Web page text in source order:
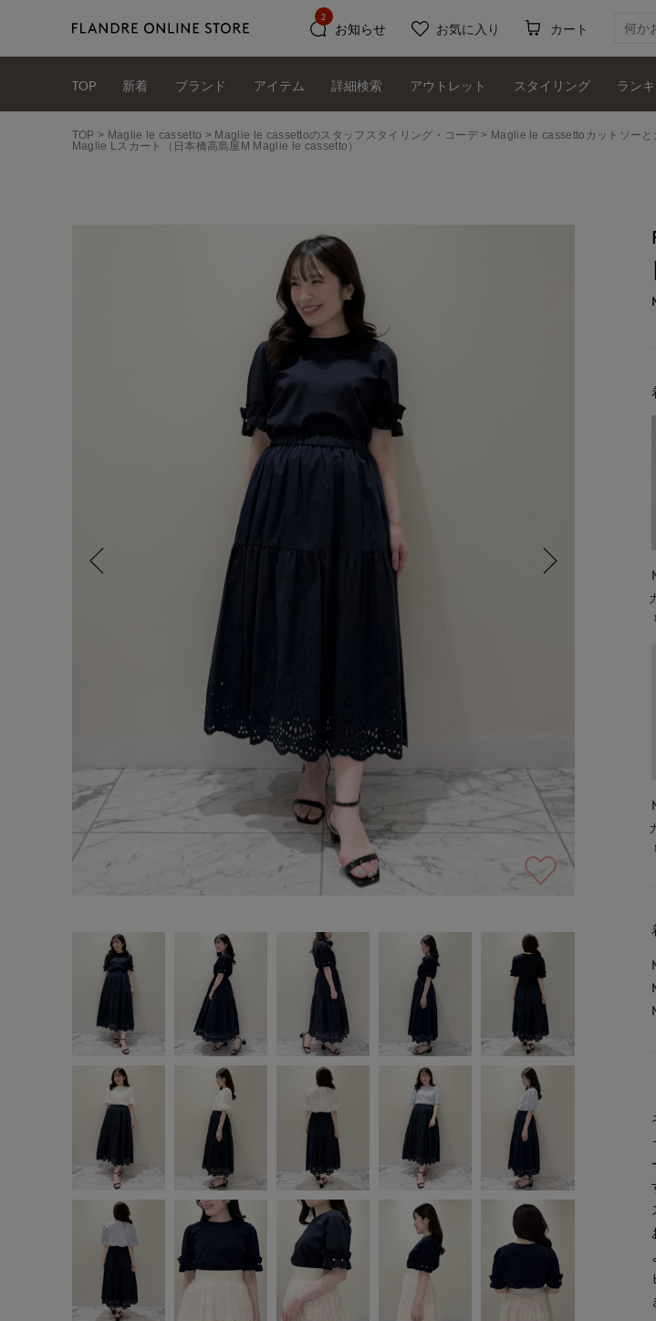
お知らせ
2
お気に入り カート
TOP 新着 ブランド アイテム 詳細検索 アウトレット スタイリング ラン
TOP Maglie le cassetto Maglie le cassettoのスタッフスタイリング・コーデ
Maglie le cassettoカットソー
Maglie Lスカート（日本橋高島屋M Maglie le cassetto）